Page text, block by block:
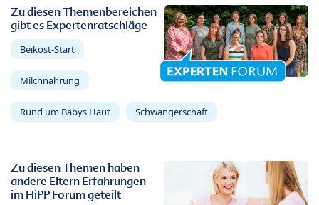
Zu diesen Themenbereichen
gibt es Expertenratschläge
Beikost-Start
Milchnahrung
Rund um Babys Haut Schwangerschaft
Zu diesen Themen haben
andere Eltern Erfahrungen
im HiPP Forum geteilt